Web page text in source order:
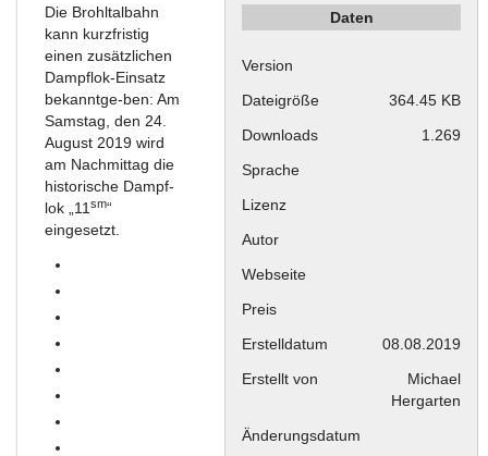
Die Brohltalbahn
kann kurzfristig
einen zusätzlichen
Dampflok-Einsatz
bekanntge-ben: Am
Samstag, den 24.
August 2019 wird
am Nachmittag die
historische Dampf-
lok „11 sm“
eingesetzt.
Daten
Version
Dateigröße
364.45 KB
Downloads
1.269
Sprache
Lizenz
Autor
Webseite
Preis
Erstelldatum
08.08.2019
Erstellt von
Michael
Hergarten
Änderungsdatum